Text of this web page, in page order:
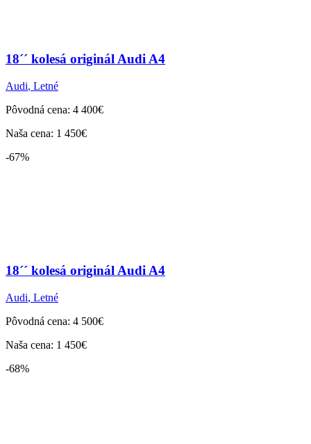
18´´ kolesá originál Audi A4
Audi, Letné
Pôvodná cena: 4 400€
Naša cena: 1 450€
-67%
18´´ kolesá originál Audi A4
Audi, Letné
Pôvodná cena: 4 500€
Naša cena: 1 450€
-68%